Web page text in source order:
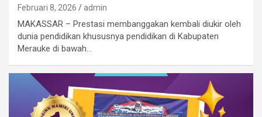
Februari 8, 2026 admin
MAKASSAR – Prestasi membanggakan kembali diukir oleh
dunia pendidikan khususnya pendidikan di Kabupaten
Merauke di bawah…